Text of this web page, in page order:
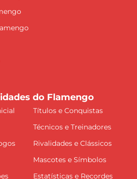
do Flamengo
Títulos e Conquistas
Técnicos e Treinadores
Rivalidades e Clássicos
Mascotes e Símbolos
Estatísticas e Recordes